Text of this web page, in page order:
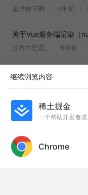
96
是洋柿子啊 4年前
关于Vue服务端渲染（
五角六芒星_ 8年前
预渲染、服务端渲染（
.NET 8+Vue 3 高性能
前端 React 系统学习计
继续浏览内容
稀土掘金
一个帮助开发者
Chrome